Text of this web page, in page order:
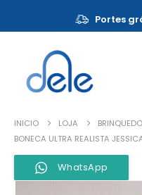
Portes
INICIO LOJA
BONECA ULTRA REALISTA
WhatsApp